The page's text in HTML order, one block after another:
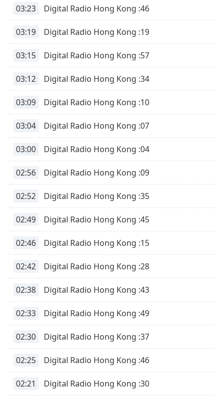
03:23 Digital Radio Hong Kong :46
03:19 Digital Radio Hong Kong :19
03:15 Digital Radio Hong Kong :57
03:12 Digital Radio Hong Kong :34
03:09 Digital Radio Hong Kong :10
03:04 Digital Radio Hong Kong :07
03:00 Digital Radio Hong Kong :04
02:56 Digital Radio Hong Kong :09
02:52 Digital Radio Hong Kong :35
02:49 Digital Radio Hong Kong :45
02:46 Digital Radio Hong Kong :15
02:42 Digital Radio Hong Kong :28
02:38 Digital Radio Hong Kong :43
02:33 Digital Radio Hong Kong :49
02:30 Digital Radio Hong Kong :37
02:25 Digital Radio Hong Kong :46
02:21 Digital Radio Hong Kong :30